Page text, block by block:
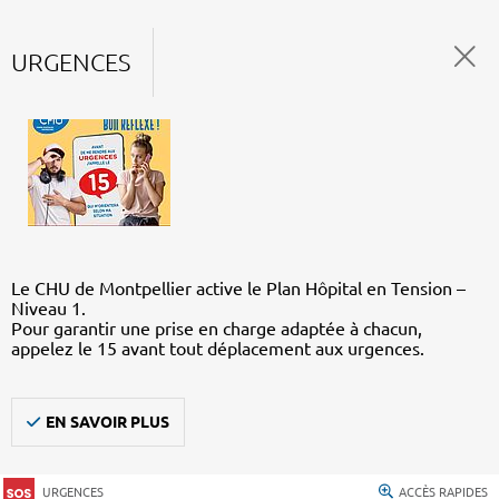
URGENCES
Le CHU de Montpellier active le Plan Hôpital en Tension –
Niveau 1.
Pour garantir une prise en charge adaptée à chacun,
appelez le 15 avant tout déplacement aux urgences.
EN SAVOIR PLUS
URGENCES ACCÈS RAPIDES